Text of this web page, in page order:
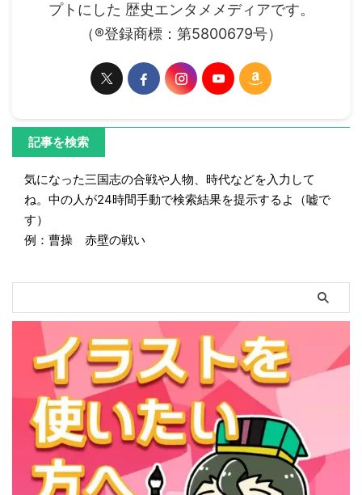
プトにした 歴史エンタメメディアです。
（®登録商標：第5800679号）
記事を検索
気になった三国志の合戦や人物、時代などを入力して
ね。中の人が24時間手動で検索結果を提示するよ（嘘で
す）
例：曹操 赤壁の戦い